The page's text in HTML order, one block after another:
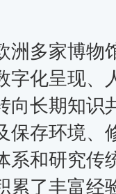
多家博物馆
字化呈现、
向长期知识
保存环境、
系和研究传
累了丰富经